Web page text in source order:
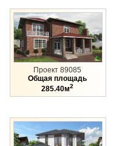
Проект 89085
Общая площадь
285.40м2